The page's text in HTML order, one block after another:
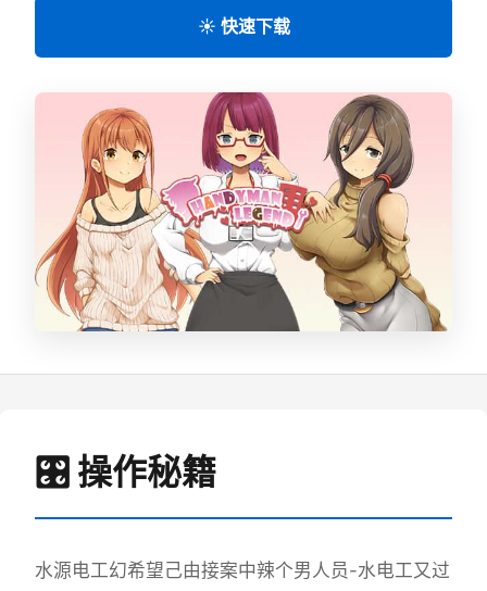
☀️ 快速下载
🎛️ 操作秘籍
水源电工幻希望己由接案中辣个男人员-水电工又过